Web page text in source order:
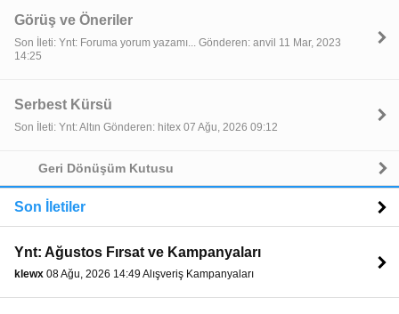
Görüş ve Öneriler
Son İleti: Ynt: Foruma yorum yazamı... Gönderen: anvil 11 Mar, 2023
14:25
Serbest Kürsü
Son İleti: Ynt: Altın Gönderen: hitex 07 Ağu, 2026 09:12
Geri Dönüşüm Kutusu
Son İletiler
Ynt: Ağustos Fırsat ve Kampanyaları
klewx 08 Ağu, 2026 14:49 Alışveriş Kampanyaları